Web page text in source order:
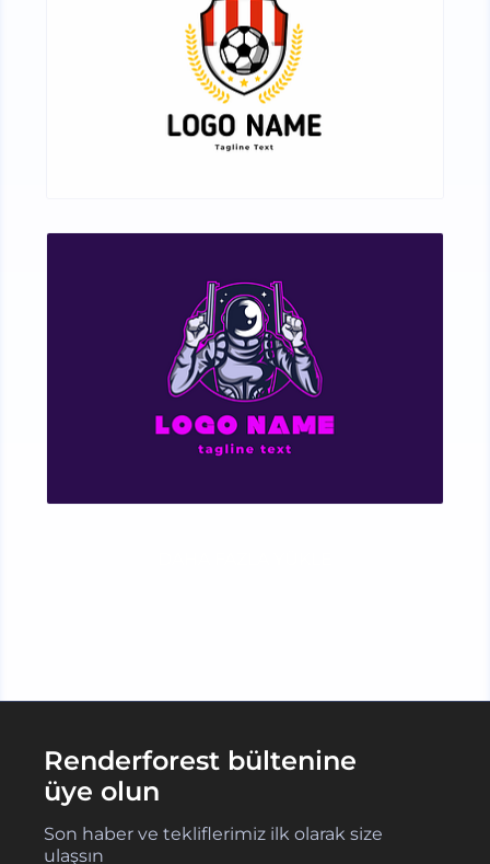
Renderforest bültenine
üye olun
Son haber ve tekliflerimiz ilk olarak size
ulaşsın